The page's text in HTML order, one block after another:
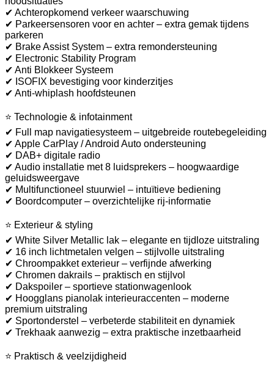
✔ Achteropkomend verkeer waarschuwing
✔ Parkeersensoren voor en achter – extra gemak tijdens
parkeren
✔ Brake Assist System – extra remondersteuning
✔ Electronic Stability Program
✔ Anti Blokkeer Systeem
✔ ISOFIX bevestiging voor kinderzitjes
✔ Anti-whiplash hoofdsteunen
⭐ Technologie & infotainment
✔ Full map navigatiesysteem – uitgebreide routebegeleiding
✔ Apple CarPlay / Android Auto ondersteuning
✔ DAB+ digitale radio
✔ Audio installatie met 8 luidsprekers – hoogwaardige
geluidsweergave
✔ Multifunctioneel stuurwiel – intuïtieve bediening
✔ Boordcomputer – overzichtelijke rij-informatie
⭐ Exterieur & styling
✔ White Silver Metallic lak – elegante en tijdloze uitstraling
✔ 16 inch lichtmetalen velgen – stijlvolle uitstraling
✔ Chroompakket exterieur – verfijnde afwerking
✔ Chromen dakrails – praktisch en stijlvol
✔ Dakspoiler – sportieve stationwagenlook
✔ Hoogglans pianolak interieuraccenten – moderne
premium uitstraling
✔ Sportonderstel – verbeterde stabiliteit en dynamiek
✔ Trekhaak aanwezig – extra praktische inzetbaarheid
⭐ Praktisch & veelzijdigheid